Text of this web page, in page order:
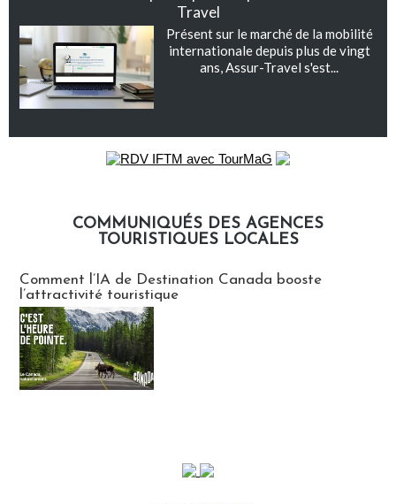
Travel
Présent sur le marché de la mobilité
internationale depuis plus de vingt
ans, Assur-Travel s'est...
COMMUNIQUÉS DES AGENCES
TOURISTIQUES LOCALES
Comment l’IA de Destination Canada booste
l’attractivité touristique